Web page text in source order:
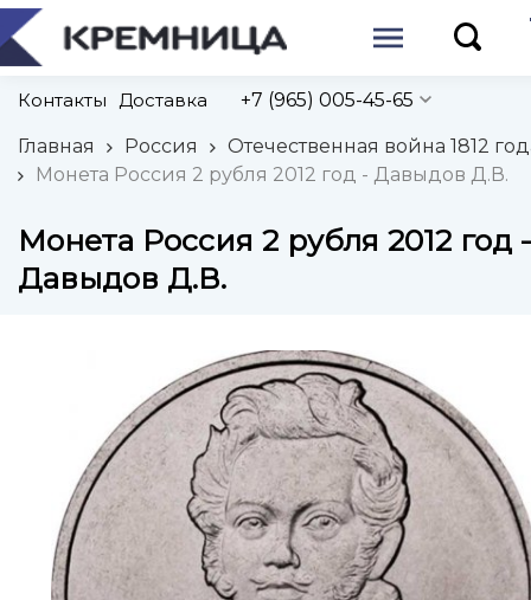
Контакты Доставка +7 (965) 005-45-65
Главная Россия
Отечественная война 1812
Монета Россия 2 рубля 2012 год - Давыдов Д.В.
Монета Россия 2 рубля 2012 год -
Давыдов Д.В.